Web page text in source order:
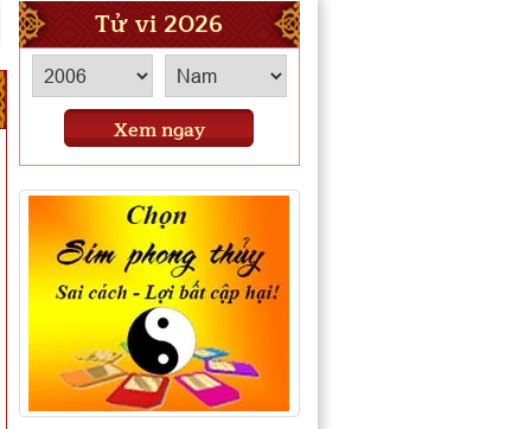
Tử vi 2026
Xem ngay